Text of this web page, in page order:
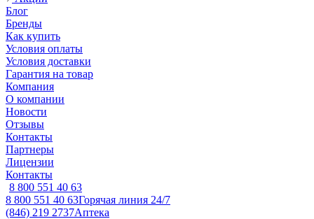
Блог
Бренды
Как купить
Условия оплаты
Условия доставки
Гарантия на товар
Компания
О компании
Новости
Отзывы
Контакты
Партнеры
Лицензии
Контакты
8 800 551 40 63
8 800 551 40 63Горячая линия 24/7
(846) 219 2737Аптека